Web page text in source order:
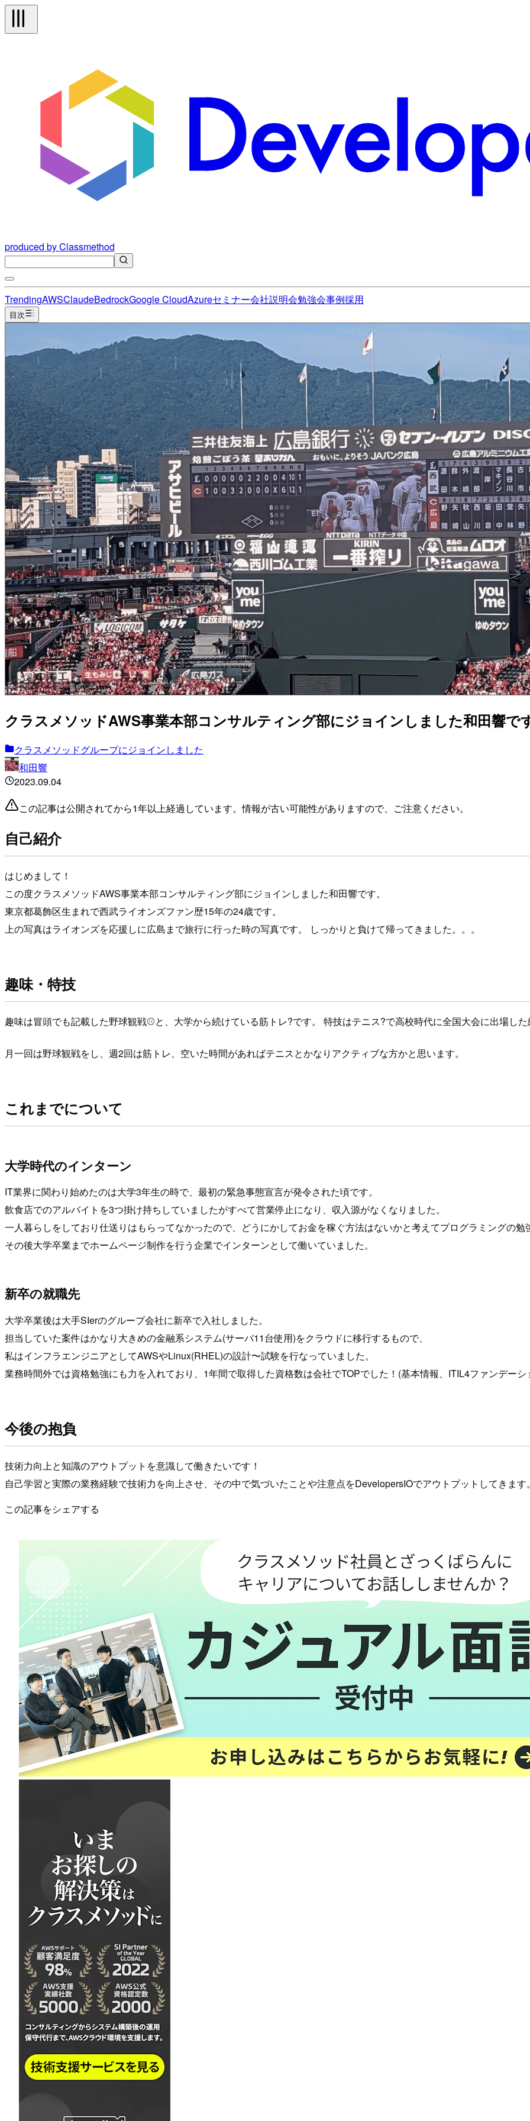
produced by Classmethod
TrendingAWSClaudeBedrockGoogle CloudAzureセミナー会社説明会勉強会事例採用
目次
クラスメソッドAWS事業本部コンサルティング部にジョインしました和田響で
クラスメソッドグループにジョインしました
和田響
2023.09.04
この記事は公開されてから1年以上経過しています。情報が古い可能性がありますので、ご注意ください。
自己紹介
はじめまして！
この度クラスメソッドAWS事業本部コンサルティング部にジョインしました和田響です。
東京都葛飾区生まれで西武ライオンズファン歴15年の24歳です。
上の写真はライオンズを応援しに広島まで旅行に行った時の写真です。 しっかりと負けて帰ってきました。。。
趣味・特技
趣味は冒頭でも記載した野球観戦⚾️と、大学から続けている筋トレ?です。 特技はテニス?で高校時代に全国大会に出場し
月一回は野球観戦をし、週2回は筋トレ、空いた時間があればテニスとかなりアクティブな方かと思います。
これまでについて
大学時代のインターン
IT業界に関わり始めたのは大学3年生の時で、最初の緊急事態宣言が発令された頃です。
飲食店でのアルバイトを3つ掛け持ちしていましたがすべて営業停止になり、収入源がなくなりました。
一人暮らしをしており仕送りはもらってなかったので、どうにかしてお金を稼ぐ方法はないかと考えてプログラミングの勉
その後大学卒業までホームページ制作を行う企業でインターンとして働いていました。
新卒の就職先
大学卒業後は大手SIerのグループ会社に新卒で入社しました。
担当していた案件はかなり大きめの金融系システム(サーバ11台使用)をクラウドに移行するもので、
私はインフラエンジニアとしてAWSやLinux(RHEL)の設計〜試験を行なっていました。
業務時間外では資格勉強にも力を入れており、1年間で取得した資格数は会社でTOPでした！(基本情報、ITIL4ファンデー
今後の抱負
技術力向上と知識のアウトプットを意識して働きたいです！
自己学習と実際の業務経験で技術力を向上させ、その中で気づいたことや注意点をDevelopersIOでアウトプットしてきます
この記事をシェアする